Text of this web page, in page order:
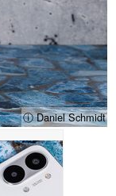
ⓘ Daniel Schmidt